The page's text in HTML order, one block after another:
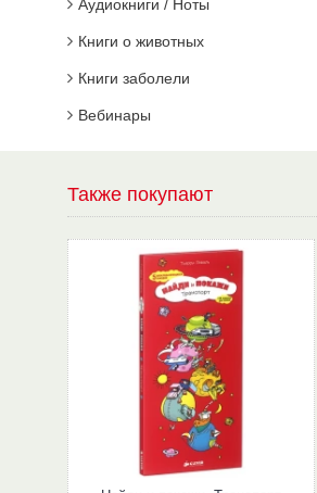
Аудиокниги / Ноты
Книги о животных
Книги заболели
Вебинары
Также покупают